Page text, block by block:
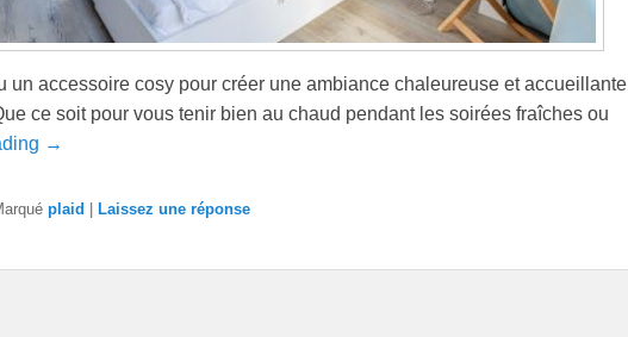
un accessoire cosy pour créer une ambiance chaleureuse et accueillante
ce soit pour vous tenir bien au chaud pendant les soirées fraîches ou
→
plaid Laissez une réponse